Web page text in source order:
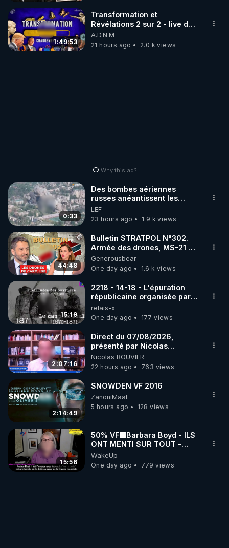
1:49:53
Transformation et
Révélations 2 sur 2 - live du
07/08/26
A.D.N.M
21 hours ago
2.0 k views
Why this ad?
0:33
Des bombes aériennes
russes anéantissent les
centres de contrôle de
drones de 3 brigades
ukrainienne
LEF
23 hours ago
1.9 k views
44:48
Bulletin STRATPOL N°302.
Armée des drones, MS-21 en
série, missiles coréens.
07.08.2026.
Generousbear
One day ago
1.6 k views
15:19
2218 - 14-18 - L'épuration
républicaine organisée par
les frères de la truelle
relais-x
One day ago
177 views
2:07:16
Direct du 07/08/2026,
présenté par Nicolas
BOUVIER
Nicolas BOUVIER
22 hours ago
763 views
2:14:49
SNOWDEN VF 2016
ZanoniMaat
5 hours ago
128 views
15:56
50% VF🟩Barbara Boyd - ILS
ONT MENTI SUR TOUT -
Jocelyne Traduction
WakeUp
One day ago
779 views